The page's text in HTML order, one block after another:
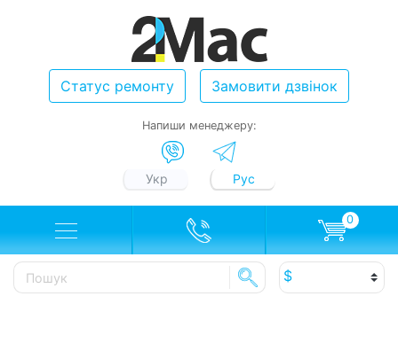
Статус ремонту Замовити дзвінок
Напиши менеджеру:
Укр Рус
0